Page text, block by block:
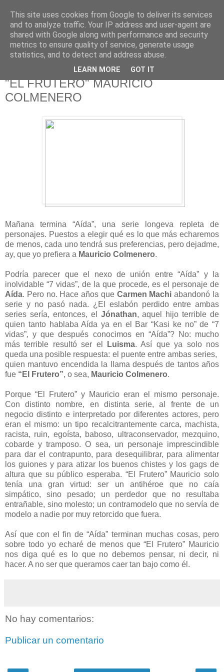
625 RANAS
LA TELEVISIÓN DESDE EL PUNTO DE VISTA BATRACIO
"EL FRUTERO" MAURICIO
COLMENERO
Mañana termina “Aída”, una serie longeva repleta de
personajes. Puestos a elegir qué es lo que más echaremos
de menos, cada uno tendrá sus preferencias, pero dejadme,
ay, que yo prefiera a Mauricio Colmenero.
Podría parecer que el nexo de unión entre “Aída” y la
inolvidable “7 vidas”, de la que procede, es el personaje de
Aída. Pero no. Hace años que Carmen Machi abandonó la
serie y no pasó nada. ¿El eslabón perdido entre ambas
series sería, entonces, el Jónathan, aquel hijo terrible de
quien tanto hablaba Aída ya en el Bar “Kasi ke no” de “7
vidas”, y que después conocimos en “Aída”? No: mucho
más terrible resultó ser el
Luisma. Así que ya solo nos
queda una posible respuesta: el puente entre ambas series,
quien mantuvo encendida la llama después de tantos años
fue “El Frutero”, o sea, Mauricio Colmenero.
Porque “El Frutero” y Mauricio eran el mismo personaje.
Con distinto nombre, en distinta serie, al frente de un
negocio distinto e interpretado por diferentes actores, pero
eran el mismo: un tipo recalcitrantemente carca, machista,
racista, ruin, egoísta, baboso, ultraconservador, mezquino,
cobarde y tramposo. O sea, un personaje imprescindible
para dar el contrapunto, para desequilibrar, para alimentar
los guiones y para atizar los buenos chistes y los gags de
altura que su público esperaba. “El Frutero” Mauricio solo
tenía una gran virtud: ser un antihéroe que no caía
simpático, sino pesado; un perdedor que no resultaba
entrañable, sino molesto; un contramodelo que no servía de
modelo a nadie por muy retorcido que fuera.
Así que con el fin de “Aída” terminan muchas cosas, pero
sobre todo yo echaré de menos que “El Frutero” Mauricio
nos diga qué es lo que no debemos pensar, ni decir, ni
hacer. A no ser que queramos caer tan bajo como él.
No hay comentarios:
Publicar un comentario
This site uses cookies from Google to deliver its services
and to analyze traffic. Your IP address and user-agent are
shared with Google along with performance and security
metrics to ensure quality of service, generate usage
statistics, and to detect and address abuse.
LEARN MORE GOT IT